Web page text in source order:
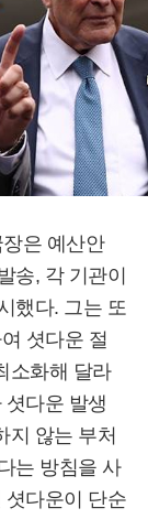
은 예산안
송, 각 기관이
했다. 그는 또
셧다운 절
소화해 달라
다운 발생
지 않는 부처
는 방침을 사
셧다운이 단순